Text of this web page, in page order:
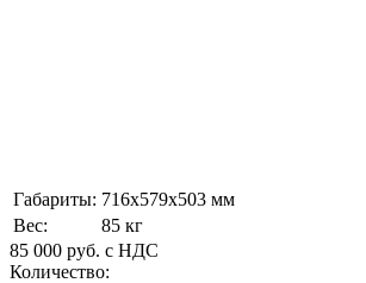
Габариты: 716х579х503 мм
Вес:
85 кг
85 000 руб. с НДС
Количество: